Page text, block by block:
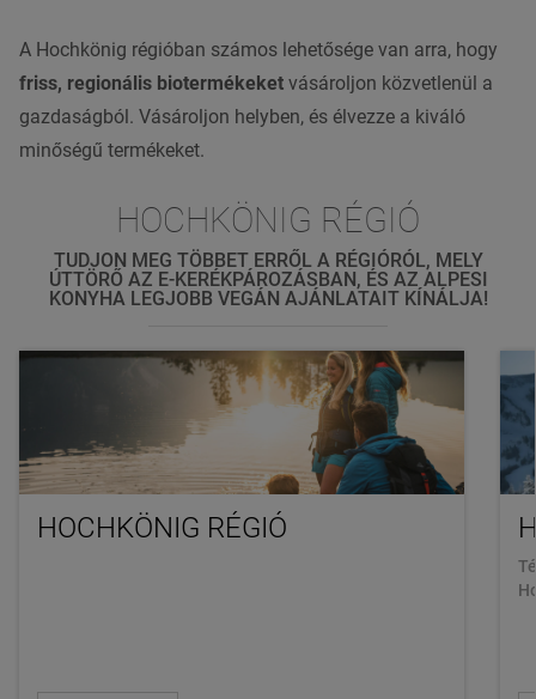
A Hochkönig régióban számos lehetősége van arra, hogy
friss, regionális biotermékeket vásároljon közvetlenül a
gazdaságból. Vásároljon helyben, és élvezze a kiváló
minőségű termékeket.
HOCHKÖNIG RÉGIÓ
TUDJON MEG TÖBBET ERRŐL A RÉGIÓRÓL, MELY
ÚTTÖRŐ AZ E-KERÉKPÁROZÁSBAN, ÉS AZ ALPESI
KONYHA LEGJOBB VEGÁN AJÁNLATAIT KÍNÁLJA!
HOCHKÖNIG RÉGIÓ